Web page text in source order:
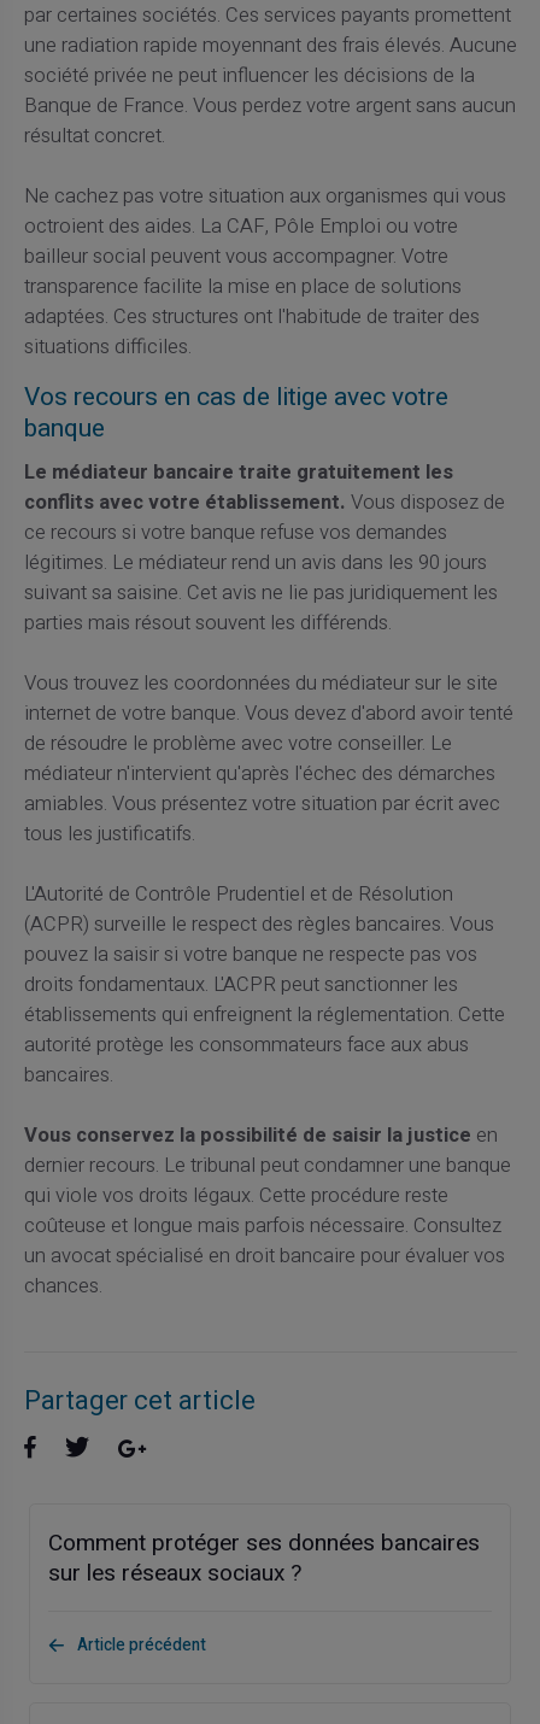
par certaines sociétés. Ces services payants promettent
une radiation rapide moyennant des frais élevés. Aucune
société privée ne peut influencer les décisions de la
Banque de France. Vous perdez votre argent sans aucun
résultat concret.
Ne cachez pas votre situation aux organismes qui vous
octroient des aides. La CAF, Pôle Emploi ou votre
bailleur social peuvent vous accompagner. Votre
transparence facilite la mise en place de solutions
adaptées. Ces structures ont l'habitude de traiter des
situations difficiles.
Vos recours en cas de litige avec votre
banque
Le médiateur bancaire traite gratuitement les
conflits avec votre établissement. Vous disposez de
ce recours si votre banque refuse vos demandes
légitimes. Le médiateur rend un avis dans les 90 jours
suivant sa saisine. Cet avis ne lie pas juridiquement les
parties mais résout souvent les différends.
Vous trouvez les coordonnées du médiateur sur le site
internet de votre banque. Vous devez d'abord avoir tenté
de résoudre le problème avec votre conseiller. Le
médiateur n'intervient qu'après l'échec des démarches
amiables. Vous présentez votre situation par écrit avec
tous les justificatifs.
L'Autorité de Contrôle Prudentiel et de Résolution
(ACPR) surveille le respect des règles bancaires. Vous
pouvez la saisir si votre banque ne respecte pas vos
droits fondamentaux. L'ACPR peut sanctionner les
établissements qui enfreignent la réglementation. Cette
autorité protège les consommateurs face aux abus
bancaires.
Vous conservez la possibilité de saisir la justice en
dernier recours. Le tribunal peut condamner une banque
qui viole vos droits légaux. Cette procédure reste
coûteuse et longue mais parfois nécessaire. Consultez
un avocat spécialisé en droit bancaire pour évaluer vos
chances.
Partager cet article
Comment protéger ses données bancaires
sur les réseaux sociaux ?
Article précédent